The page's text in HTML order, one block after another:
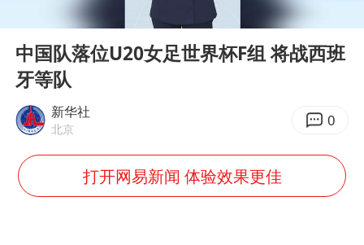
以军士兵把枪口对准中国记者
白海豚在海上打了个结
河南警方公开征集黑恶犯罪线索
WTT横滨冠军赛女单四强国乒占三席
Play
中国队落位U20女足世界杯F组 将战西班
牙等队
新华社
北京 0
打开网易新闻 体验效果更佳